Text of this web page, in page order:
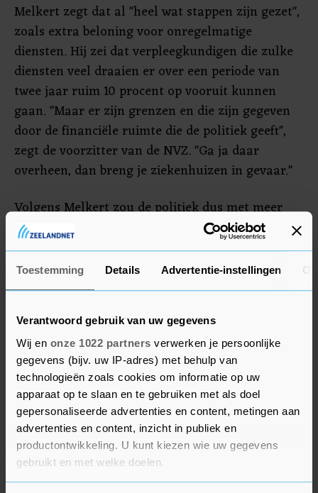
Toestemming Details Advertentie-instellingen
Verantwoord gebruik van uw gegevens
Wij en onze 1022 partners verwerken je persoonlijke
gegevens (bijv. uw IP-adres) met behulp van
technologieën zoals cookies om informatie op uw
apparaat op te slaan en te gebruiken met als doel
gepersonaliseerde advertenties en content, metingen aan
advertenties en content, inzicht in publiek en
productontwikkeling. U kunt kiezen wie uw gegevens
gebruikt en met welke doelen.
Melkert zegt dat al "heel wat stappen zijn gezet",
zoals extra beloning voor onregelmatige
diensten. Hij zei dat verpleegkundigen die zulke
diensten veel draaien er over een periode van
twee jaar ruim 10 procent op vooruit kunnen
gaan. "Maar er zijn grenzen en die zijn gegeven
door de financiële ruimte die de politiek geeft",
zegt de voorzitter van de NVZ. "Ga ja daar
overheen, dan breng je ziekenhuizen in gevaar."
Volgens Melkert zou de politiek dus met meer
geld over de brug moeten komen. "Uiteindelijk
zijn de acties van vandaag gericht aan de hele
samenleving. Wat willen we samen opbrengen
voor goede zorg?"